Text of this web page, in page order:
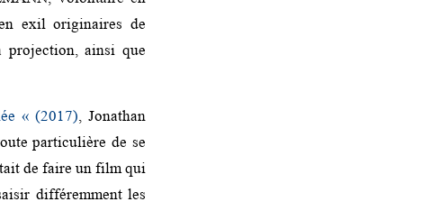
exil originaires de
projection, ainsi que
« (2017), Jonathan
particulière de se
de faire un film qui
différemment les